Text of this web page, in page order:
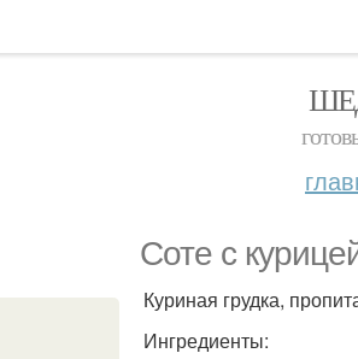
Соте с
Куриная грудка,
Ингредиенты: